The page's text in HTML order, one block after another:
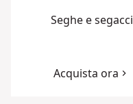
Seghe e segacci
Acquista ora